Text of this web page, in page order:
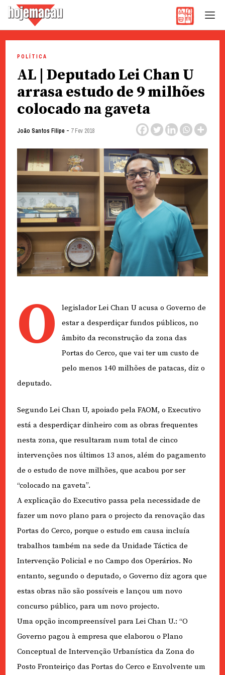
content
POLÍTICA
AL | Deputado Lei Chan U
arrasa estudo de 9 milhões
colocado na gaveta
João Santos Filipe - 7 Fev 2018
O
legislador Lei Chan U acusa o Governo de
estar a desperdiçar fundos públicos, no
âmbito da reconstrução da zona das
Portas do Cerco, que vai ter um custo de
pelo menos 140 milhões de patacas, diz o
deputado.
Segundo Lei Chan U, apoiado pela FAOM, o Executivo
está a desperdiçar dinheiro com as obras frequentes
nesta zona, que resultaram num total de cinco
intervenções nos últimos 13 anos, além do pagamento
de o estudo de nove milhões, que acabou por ser
“colocado na gaveta”.
A explicação do Executivo passa pela necessidade de
fazer um novo plano para o projecto da renovação das
Portas do Cerco, porque o estudo em causa incluía
trabalhos também na sede da Unidade Táctica de
Intervenção Policial e no Campo dos Operários. No
entanto, segundo o deputado, o Governo diz agora que
estas obras não são possíveis e lançou um novo
concurso público, para um novo projecto.
Uma opção incompreensível para Lei Chan U.: “O
Governo pagou à empresa que elaborou o Plano
Conceptual de Intervenção Urbanística da Zona do
Posto Fronteiriço das Portas do Cerco e Envolvente um